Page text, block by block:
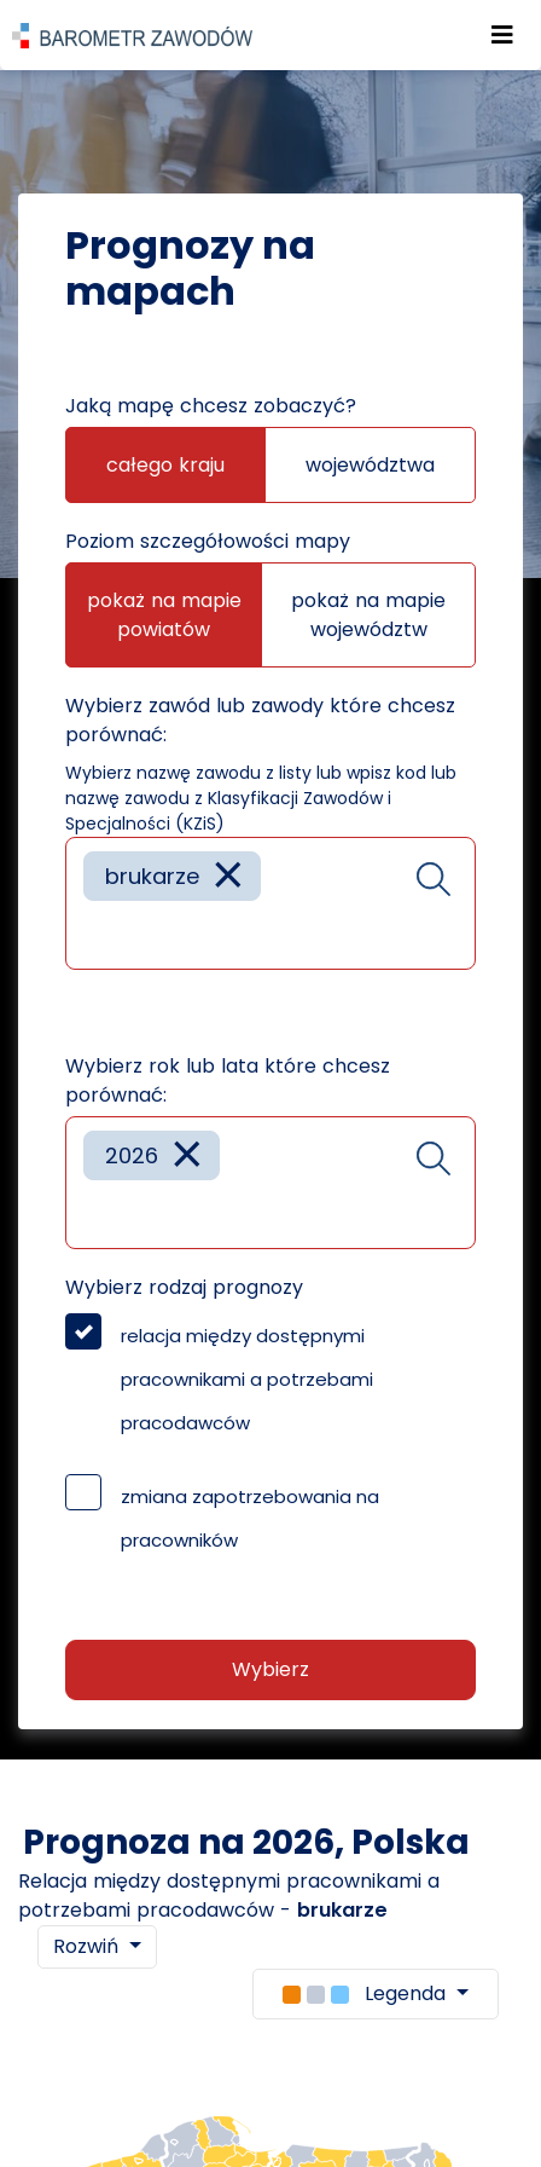
POWRÓT DO STRONY GŁÓWNEJ
PROGNOZY PROGNOZY NA MAPACH
Prognozy na
mapach
Jaką mapę chcesz zobaczyć?
całego kraju województwa
Poziom szczegółowości mapy
pokaż na mapie
powiatów
pokaż na mapie
województw
Wybierz zawód lub zawody które chcesz
porównać:
Wybierz nazwę zawodu z listy lub wpisz kod lub
nazwę zawodu z Klasyfikacji Zawodów i
Specjalności (KZiS)
×
brukarze
Wybierz rok lub lata które chcesz
porównać:
×
2026
Wybierz rodzaj prognozy
relacja między dostępnymi
pracownikami a potrzebami
pracodawców
zmiana zapotrzebowania na
pracowników
Wybierz
Prognoza na 2026, Polska
Relacja między dostępnymi pracownikami a
potrzebami pracodawców - brukarze
Rozwiń
Legenda